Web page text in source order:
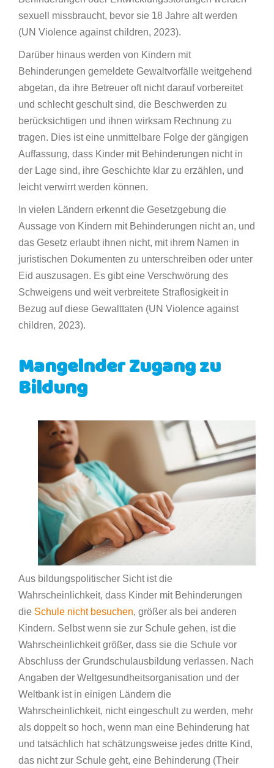
sexuell missbraucht, bevor sie 18 Jahre alt werden
(UN Violence against children, 2023).
Darüber hinaus werden von Kindern mit
Behinderungen gemeldete Gewaltvorfälle weitgehend
abgetan, da ihre Betreuer oft nicht darauf vorbereitet
und schlecht geschult sind, die Beschwerden zu
berücksichtigen und ihnen wirksam Rechnung zu
tragen. Dies ist eine unmittelbare Folge der gängigen
Auffassung, dass Kinder mit Behinderungen nicht in
der Lage sind, ihre Geschichte klar zu erzählen, und
leicht verwirrt werden können.
In vielen Ländern erkennt die Gesetzgebung die
Aussage von Kindern mit Behinderungen nicht an, und
das Gesetz erlaubt ihnen nicht, mit ihrem Namen in
juristischen Dokumenten zu unterschreiben oder unter
Eid auszusagen. Es gibt eine Verschwörung des
Schweigens und weit verbreitete Straflosigkeit in
Bezug auf diese Gewalttaten (UN Violence against
children, 2023).
Mangelnder Zugang zu
Bildung
Aus bildungspolitischer Sicht ist die
Wahrscheinlichkeit, dass Kinder mit Behinderungen
die Schule nicht besuchen, größer als bei anderen
Kindern. Selbst wenn sie zur Schule gehen, ist die
Wahrscheinlichkeit größer, dass sie die Schule vor
Abschluss der Grundschulausbildung verlassen. Nach
Angaben der Weltgesundheitsorganisation und der
Weltbank ist in einigen Ländern die
Wahrscheinlichkeit, nicht eingeschult zu werden, mehr
als doppelt so hoch, wenn man eine Behinderung hat
und tatsächlich hat schätzungsweise jedes dritte Kind,
das nicht zur Schule geht, eine Behinderung (Their